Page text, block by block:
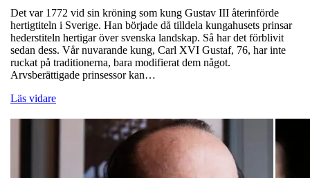
Det var 1772 vid sin kröning som kung Gustav III återinförde
hertigtiteln i Sverige. Han började då tilldela kungahusets prinsar
hederstiteln hertigar över svenska landskap. Så har det förblivit
sedan dess. Vår nuvarande kung, Carl XVI Gustaf, 76, har inte
ruckat på traditionerna, bara modifierat dem något.
Arvsberättigade prinsessor kan…
Läs vidare